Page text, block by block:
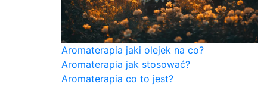
Aromaterapia jaki olejek na co?
Aromaterapia jak stosować?
Aromaterapia co to jest?